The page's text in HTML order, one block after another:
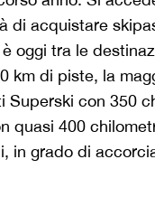
di acquistare
oggi tra le
km di piste, la
Superski con 350
quasi 400
in grado di